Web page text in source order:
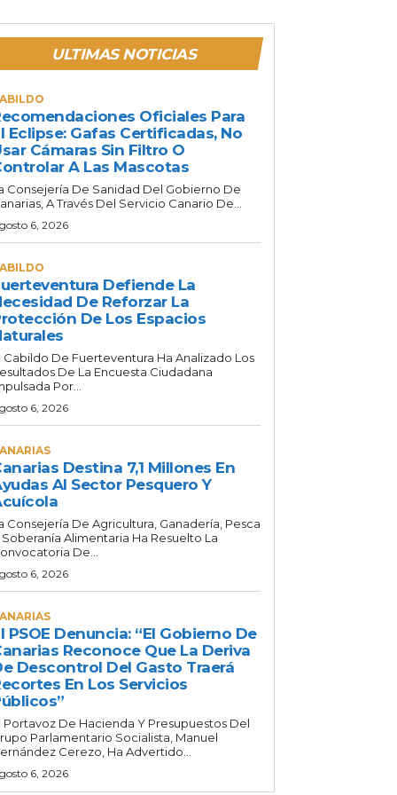
ULTIMAS NOTICIAS
Oficiales Para
Eclipse: Gafas Certificadas, No
Cámaras Sin Filtro O
A Las Mascotas
Consejería De Sanidad Del Gobierno De
A Través Del Servicio Canario De...
6, 2026
Defiende La
De Reforzar La
De Los Espacios
Cabildo De Fuerteventura Ha Analizado Los
De La Encuesta Ciudadana
Por...
6, 2026
Destina 7,1 Millones En
Al Sector Pesquero Y
Consejería De Agricultura, Ganadería, Pesca
Soberanía Alimentaria Ha Resuelto La
De...
6, 2026
PSOE Denuncia: “El Gobierno De
Reconoce Que La Deriva
Descontrol Del Gasto Traerá
En Los Servicios
Portavoz De Hacienda Y Presupuestos Del
Parlamentario Socialista, Manuel
Cerezo, Ha Advertido...
6, 2026